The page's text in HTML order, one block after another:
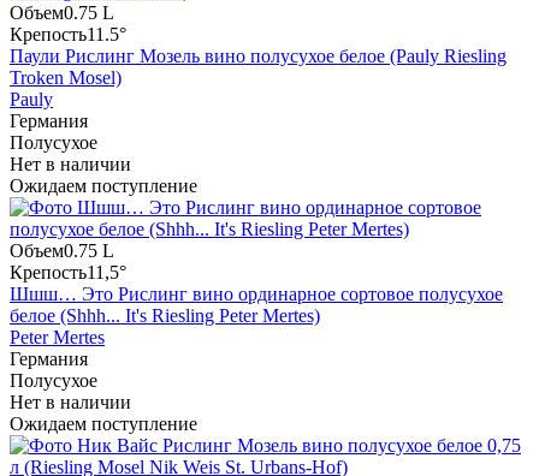
Объем0.75 L
Крепость11.5°
Паули Рислинг Мозель вино полусухое белое (Pauly Riesling
Troken Mosel)
Pauly
Германия
Полусухое
Нет в наличии
Ожидаем поступление
Объем0.75 L
Крепость11,5°
Шшш… Это Рислинг вино ординарное сортовое полусухое
белое (Shhh... It's Riesling Peter Mertes)
Peter Mertes
Германия
Полусухое
Нет в наличии
Ожидаем поступление